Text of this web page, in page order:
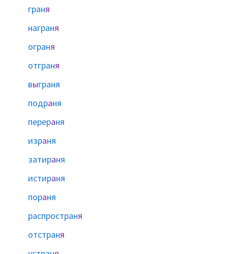
граня
награня
ограня
отграня
выграня
подраня
перераня
израня
затираня
истираня
пораня
распространя
отстраня